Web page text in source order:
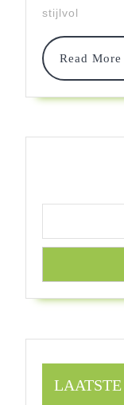
stijlvol
Read More